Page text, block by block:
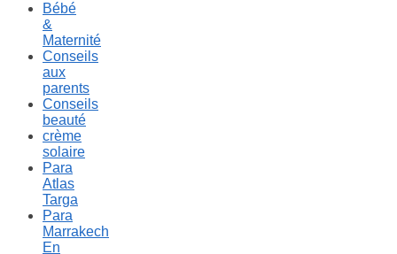
Bébé
&
Maternité
Conseils
aux
parents
Conseils
beauté
crème
solaire
Para
Atlas
Targa
Para
Marrakech
En